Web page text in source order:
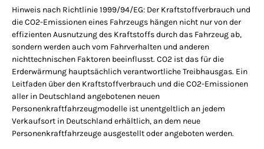
Hinweis nach Richtlinie 1999/94/EG: Der Kraftstoffverbrauch und
die CO2-Emissionen eines Fahrzeugs hängen nicht nur von der
effizienten Ausnutzung des Kraftstoffs durch das Fahrzeug ab,
sondern werden auch vom Fahrverhalten und anderen
nichttechnischen Faktoren beeinflusst. CO2 ist das für die
Erderwärmung hauptsächlich verantwortliche Treibhausgas. Ein
Leitfaden über den Kraftstoffverbrauch und die CO2-Emissionen
aller in Deutschland angebotenen neuen
Personenkraftfahrzeugmodelle ist unentgeltlich an jedem
Verkaufsort in Deutschland erhältlich, an dem neue
Personenkraftfahrzeuge ausgestellt oder angeboten werden.